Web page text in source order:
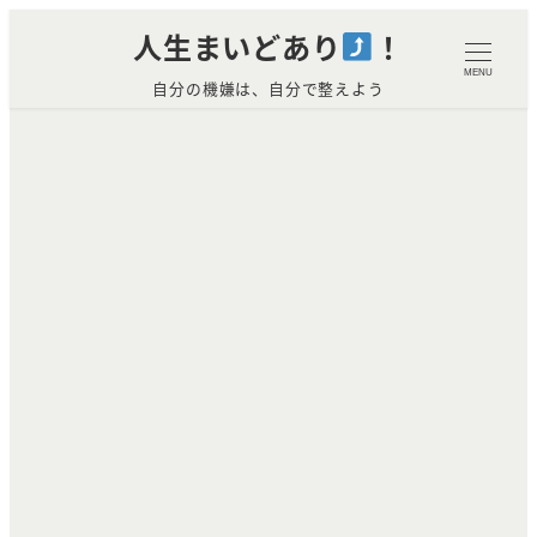
人生まいどあり ！
自分の機嫌は、自分で整えよう
MENU